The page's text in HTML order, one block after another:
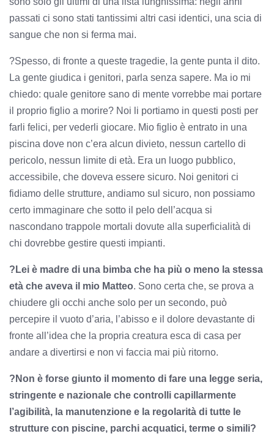
passati ci sono stati tantissimi altri casi identici, una scia di
sangue che non si ferma mai.
?Spesso, di fronte a queste tragedie, la gente punta il dito.
La gente giudica i genitori, parla senza sapere. Ma io mi
chiedo: quale genitore sano di mente vorrebbe mai portare
il proprio figlio a morire? Noi li portiamo in questi posti per
farli felici, per vederli giocare. Mio figlio è entrato in una
piscina dove non c’era alcun divieto, nessun cartello di
pericolo, nessun limite di età. Era un luogo pubblico,
accessibile, che doveva essere sicuro. Noi genitori ci
fidiamo delle strutture, andiamo sul sicuro, non possiamo
certo immaginare che sotto il pelo dell’acqua si
nascondano trappole mortali dovute alla superficialità di
chi dovrebbe gestire questi impianti.
?Lei è madre di una bimba che ha più o meno la stessa
età che aveva il mio Matteo. Sono certa che, se prova a
chiudere gli occhi anche solo per un secondo, può
percepire il vuoto d’aria, l’abisso e il dolore devastante di
fronte all’idea che la propria creatura esca di casa per
andare a divertirsi e non vi faccia mai più ritorno.
?Non è forse giunto il momento di fare una legge seria,
stringente e nazionale che controlli capillarmente
l’agibilità, la manutenzione e la regolarità di tutte le
strutture con piscine, parchi acquatici, terme o simili?